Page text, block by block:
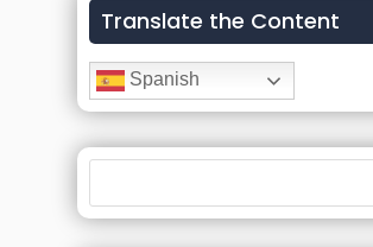
Translate the Content
Spanish